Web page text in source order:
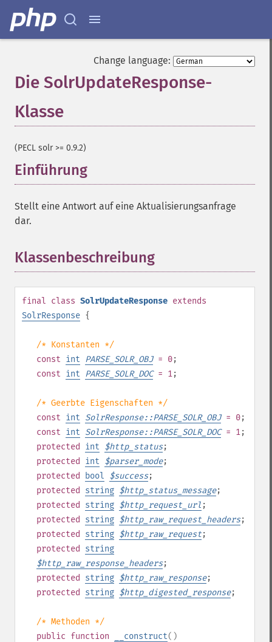
Change language:
Die SolrUpdateResponse-
Klasse
(PECL solr >= 0.9.2)
Einführung
Stellt eine Antwort auf eine Aktualisierungsanfrage
dar.
Klassenbeschreibung
final class SolrUpdateResponse extends
SolrResponse {
/* Konstanten */
const int PARSE_SOLR_OBJ= 0;
const int PARSE_SOLR_DOC= 1;
/* Geerbte Eigenschaften */
const int SolrResponse::PARSE_SOLR_OBJ= 0;
const int SolrResponse::PARSE_SOLR_DOC= 1;
protected
int $http_status;
protected
int $parser_mode;
protected
bool $success;
protected
string $http_status_message;
protected
string $http_request_url ;
protected
string $http_raw_request_headers;
protected
string $http_raw_request;
protected
string
$http_raw_response_headers;
protected
string $http_raw_response;
protected
string $http_digested_response;
/* Methoden */
public function __construct()